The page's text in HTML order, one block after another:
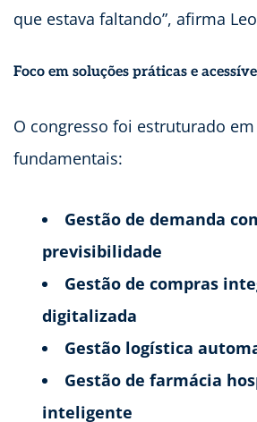
que estava faltando”, afirma
Foco em soluções práticas e
O congresso foi estruturado
fundamentais:
Gestão de demanda
previsibilidade
Gestão de compras
digitalizada
Gestão logística
Gestão de farmácia
inteligente